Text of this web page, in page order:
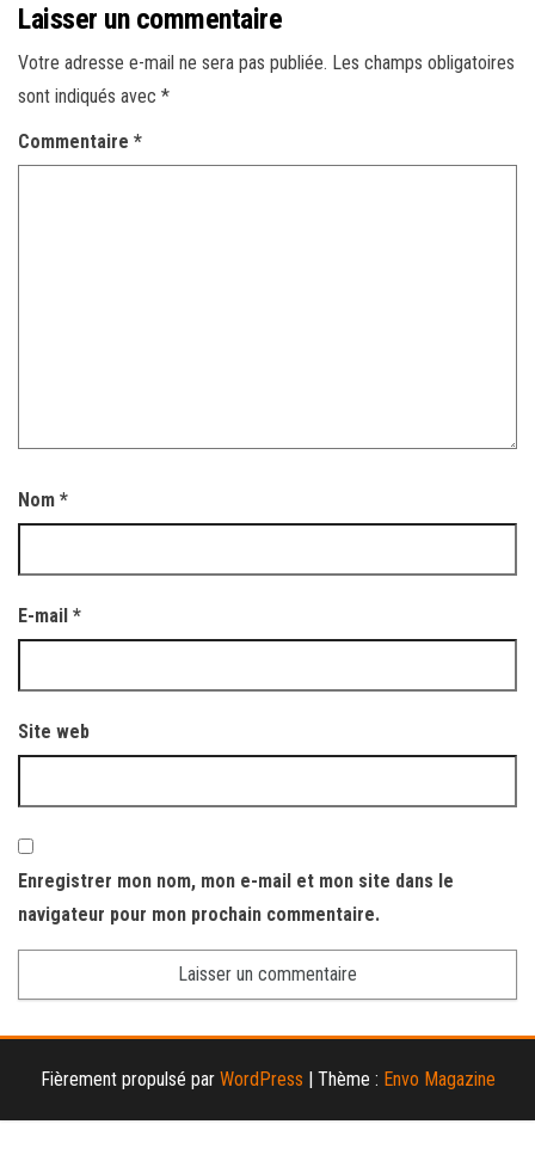
Laisser un commentaire
Votre adresse e-mail ne sera pas publiée. Les champs obligatoires
sont indiqués avec *
Commentaire *
Nom *
E-mail *
Site web
Enregistrer mon nom, mon e-mail et mon site dans le
navigateur pour mon prochain commentaire.
Fièrement propulsé par WordPress | Thème : Envo Magazine